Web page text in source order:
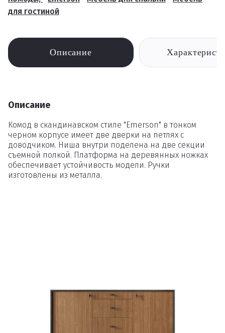
для гостиной
Описание
Описание
Комод в скандинавском стиле "Emerson" в тонком
черном корпусе имеет две дверки на петлях с
доводчиком. Ниша внутри поделена на две секции
съемной полкой. Платформа на деревянных ножках
обеспечивает устойчивость модели. Ручки
изготовлены из металла.